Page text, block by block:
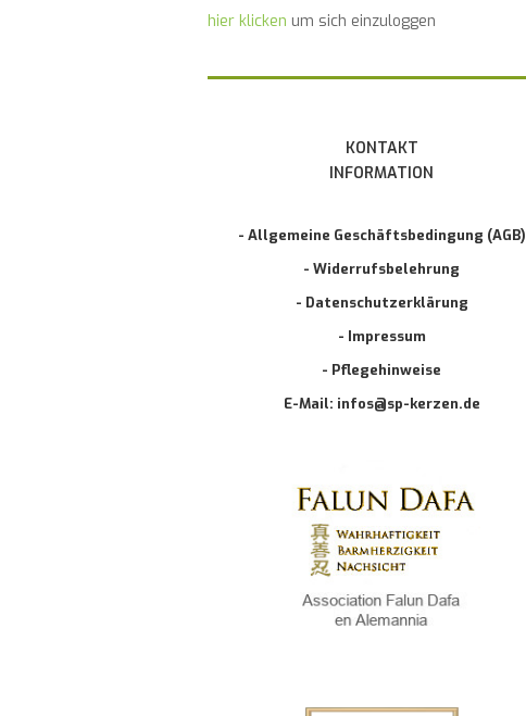
hier klicken um sich einzuloggen
KONTAKT
INFORMATION
- Allgemeine Geschäftsbedingung (AGB)
- Widerrufsbelehrung
- Datenschutzerklärung
- Impressum
- Pflegehinweise
E-Mail: infos@sp-kerzen.de